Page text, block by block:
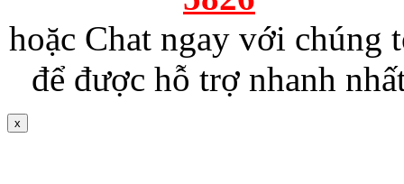
hoặc Chat ngay với chúng
để được hỗ trợ nhanh
x